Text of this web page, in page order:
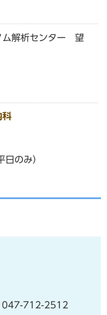
ム解析センター 望
科
日のみ）
712-2512